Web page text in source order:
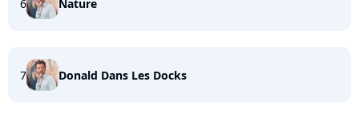
6 Nature
7 Donald Dans Les Docks